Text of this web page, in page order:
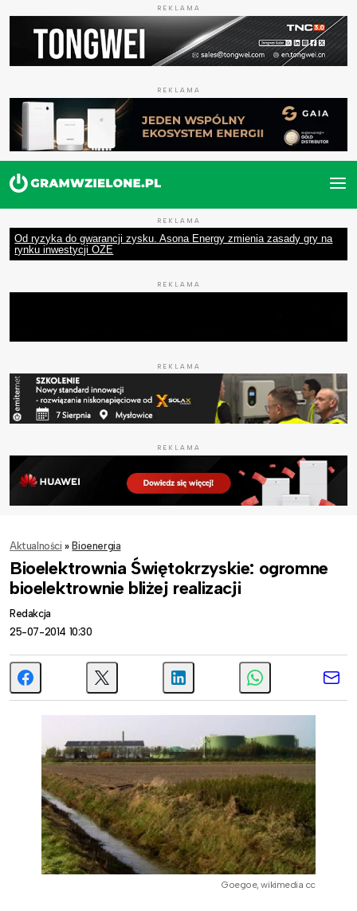
REKLAMA
REKLAMA
REKLAMA
Od ryzyka do gwarancji zysku. Asona Energy zmienia zasady gry na
rynku inwestycji OZE
REKLAMA
REKLAMA
REKLAMA
Aktualności » Bioenergia
Bioelektrownia Świętokrzyskie: ogromne
bioelektrownie bliżej realizacji
Redakcja
25-07-2014 10:30
Goegoe, wikimedia cc